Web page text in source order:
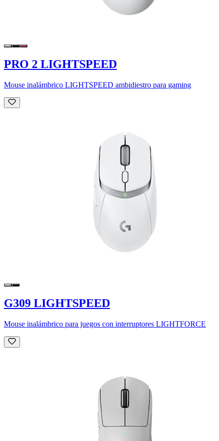
PRO 2 LIGHTSPEED
Mouse inalámbrico LIGHTSPEED ambidiestro para gaming
G309 LIGHTSPEED
Mouse inalámbrico para juegos con interruptores LIGHTFORCE